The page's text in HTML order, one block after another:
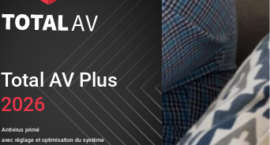
2026
Antivirus primé
avec réglage et optimisation du système
Total AV Plus